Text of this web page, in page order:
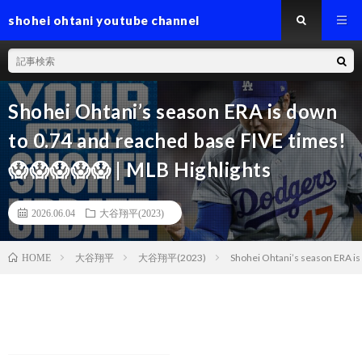
shohei ohtani youtube channel
Shohei Ohtani’s season ERA is down
to 0.74 and reached base FIVE times!
😱😱😱😱😱 | MLB Highlights
2026.06.04 大谷翔平(2023)
HOME 大谷翔平 大谷翔平(2023) Shohei Ohtani’s season ERA